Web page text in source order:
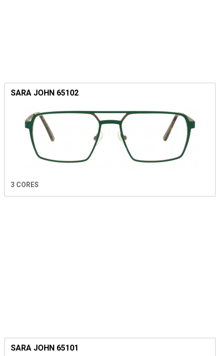
SARA JOHN 65102
3 CORES
SARA JOHN 65101